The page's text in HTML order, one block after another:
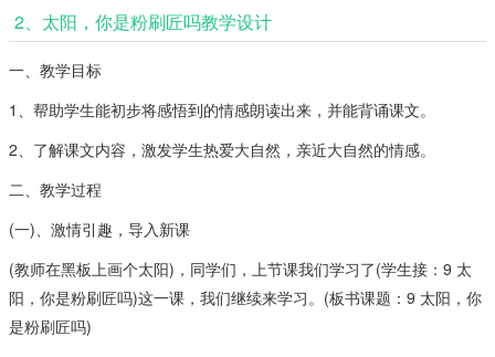
2、太阳，你是粉刷匠吗教学设计
一、教学目标
1、帮助学生能初步将感悟到的情感朗读出来，并能背诵课文。
2、了解课文内容，激发学生热爱大自然，亲近大自然的情感。
二、教学过程
(一)、激情引趣，导入新课
(教师在黑板上画个太阳)，同学们，上节课我们学习了(学生接：9 太
阳，你是粉刷匠吗)这一课，我们继续来学习。(板书课题：9 太阳，你
是粉刷匠吗)